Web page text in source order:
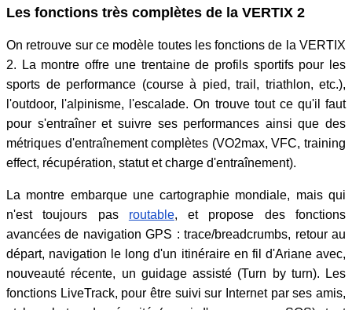
Les fonctions très complètes de la VERTIX 2
On retrouve sur ce modèle toutes les fonctions de la VERTIX
2. La montre offre une trentaine de profils sportifs pour les
sports de performance (course à pied, trail, triathlon, etc.),
l'outdoor, l'alpinisme, l'escalade. On trouve tout ce qu'il faut
pour s'entraîner et suivre ses performances ainsi que des
métriques d'entraînement complètes (VO2max, VFC, training
effect, récupération, statut et charge d'entraînement).
La montre embarque une cartographie mondiale, mais qui
n'est toujours pas routable, et propose des fonctions
avancées de navigation GPS : trace/breadcrumbs, retour au
départ, navigation le long d'un itinéraire en fil d'Ariane avec,
nouveauté récente, un guidage assisté (Turn by turn). Les
fonctions LiveTrack, pour être suivi sur Internet par ses amis,